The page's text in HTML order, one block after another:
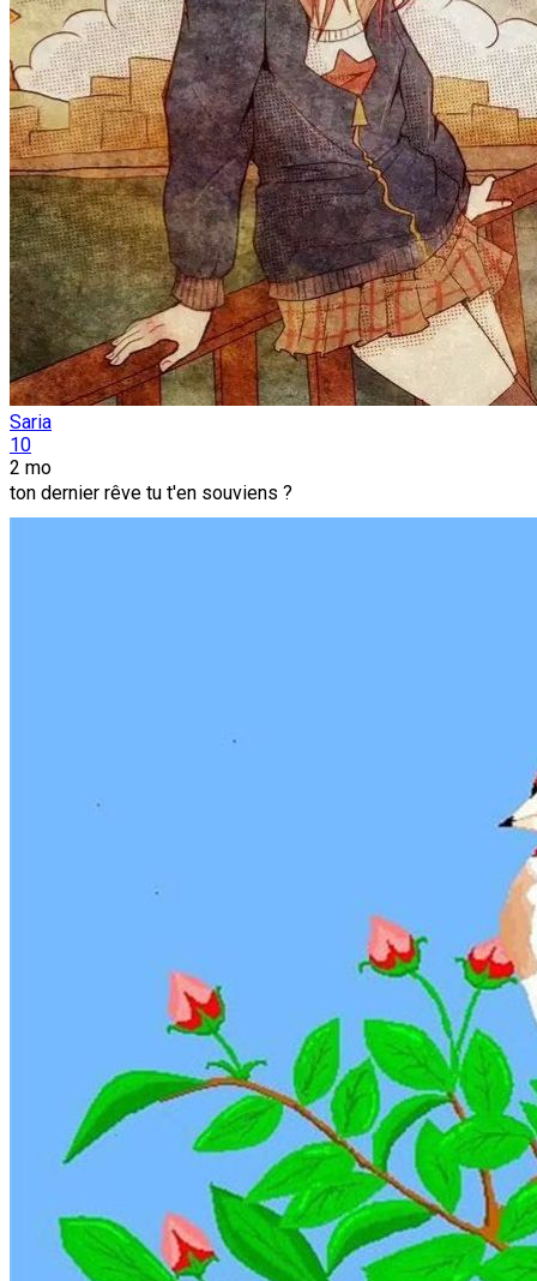
Saria
10
2 mo
ton dernier rêve tu t'en souviens ?